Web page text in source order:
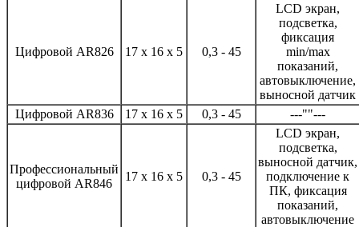
Цифровой AR826 17 x 16 x 5 0,3 - 45
LCD экран,
подсветка,
фиксация
min/max
показаний,
автовыключение,
выносной датчик
Цифровой AR836
17 x 16 x 5 0,3 - 45 ---""---
Профессиональный
цифровой AR846
17 x 16 x 5 0,3 - 45
LCD экран,
подсветка,
выносной датчик,
подключение к
ПК, фиксация
показаний,
автовыключение